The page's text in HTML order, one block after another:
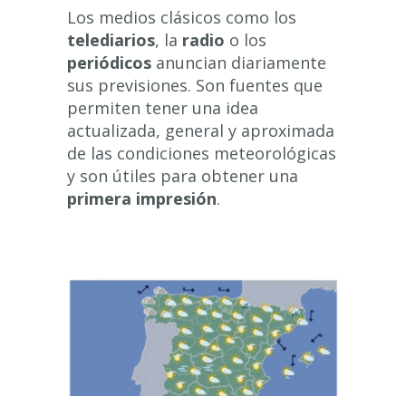
Los medios clásicos como los
telediarios, la radio o los
periódicos anuncian diariamente
sus previsiones. Son fuentes que
permiten tener una idea
actualizada, general y aproximada
de las condiciones meteorológicas
y son útiles para obtener una
primera impresión.